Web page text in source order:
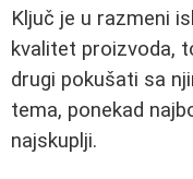
Ključ je u razmeni
kvalitet proizvoda,
drugi pokušati sa
tema, ponekad
najskuplji.